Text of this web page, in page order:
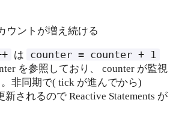
ウントが増え続ける
は counter = counter + 1
を参照しており、 counter が監視
非同期で( tick が進んでから)
新されるので Reactive Statements が